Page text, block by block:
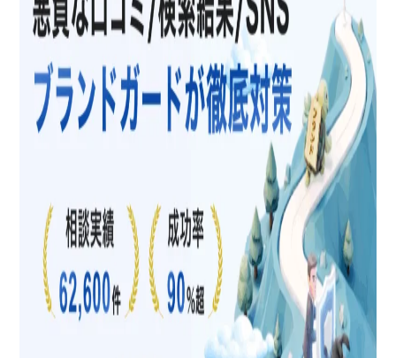
成立要件を一つでも満たしていない場合
公共の利害に関する事実であり、かつ目的の
公益性も真実性の証明もあった場合
名誉毀損で訴えを起こすなら弁護士へ相談を
名誉毀損で訴える場合の費用や進め方
名誉毀損罪と信用毀損罪の違い
名誉毀損罪と偽計業務妨害罪との違い
名誉毀損で訴えを起こした事例
近年の有名な事例